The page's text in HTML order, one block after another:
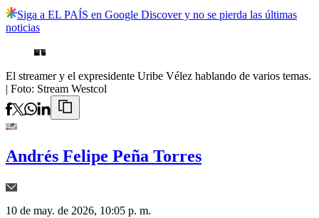
Siga a EL PAÍS en Google Discover y no se pierda las últimas
noticias
El streamer y el expresidente Uribe Vélez hablando de varios temas.
| Foto: Stream Westcol
Andrés Felipe Peña Torres
10 de may. de 2026, 10:05 p. m.